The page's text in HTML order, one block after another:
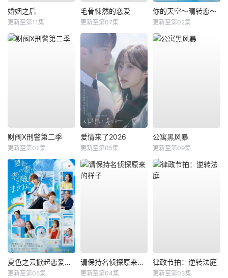
婚姻之后
更新至第11集
毛骨悚然的恋爱
更新至第07集
你的天空～晴转恋～
更新至第02集
财阀X刑警第二季
更新至第02集
爱情来了2026
更新至第05集
公寓黑风暴
更新至第09集
夏色之云掀起恋爱与风暴
更新至第05集
请保持名侦探原来的样子
更新至第04集
律政节拍：逆转法庭
更新至第03集